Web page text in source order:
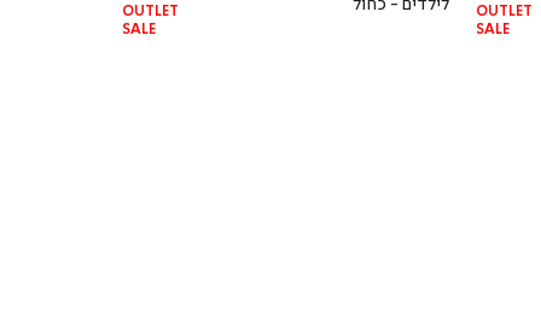
OUTLET
SALE
OUTLET
SALE